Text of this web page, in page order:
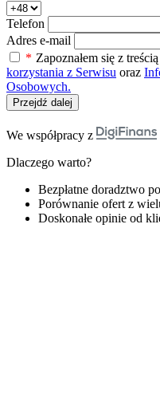
Telefon
Adres e-mail
* Zapoznałem się z
korzystania z Serwisu oraz
Osobowych.
Przejdź dalej
We współpracy z
Dlaczego warto?
Bezpłatne doradztwo
Porównanie ofert z
Doskonałe opinie od